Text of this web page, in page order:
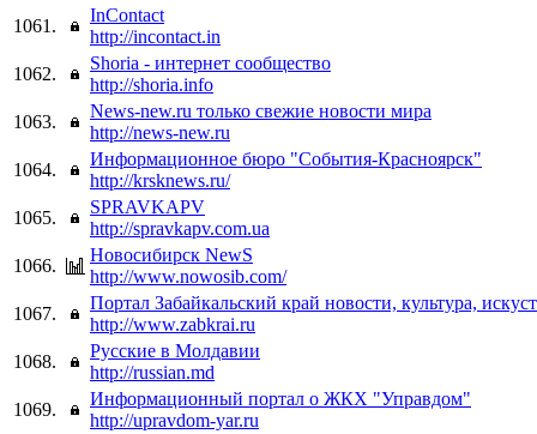
1061.
InContact
http://incontact.in
1062.
Shoria - интернет сообщество
http://shoria.info
1063.
News-new.ru только свежие новости мира
http://news-new.ru
1064.
Информационное бюро "События-Красноярск"
http://krsknews.ru/
1065.
SPRAVKAPV
http://spravkapv.com.ua
1066.
Новосибирск NewS
http://www.nowosib.com/
1067.
Портал Забайкальский край новости, культура,
http://www.zabkrai.ru
1068.
Русские в Молдавии
http://russian.md
1069.
Информационный портал о ЖКХ "Управдом"
http://upravdom-yar.ru